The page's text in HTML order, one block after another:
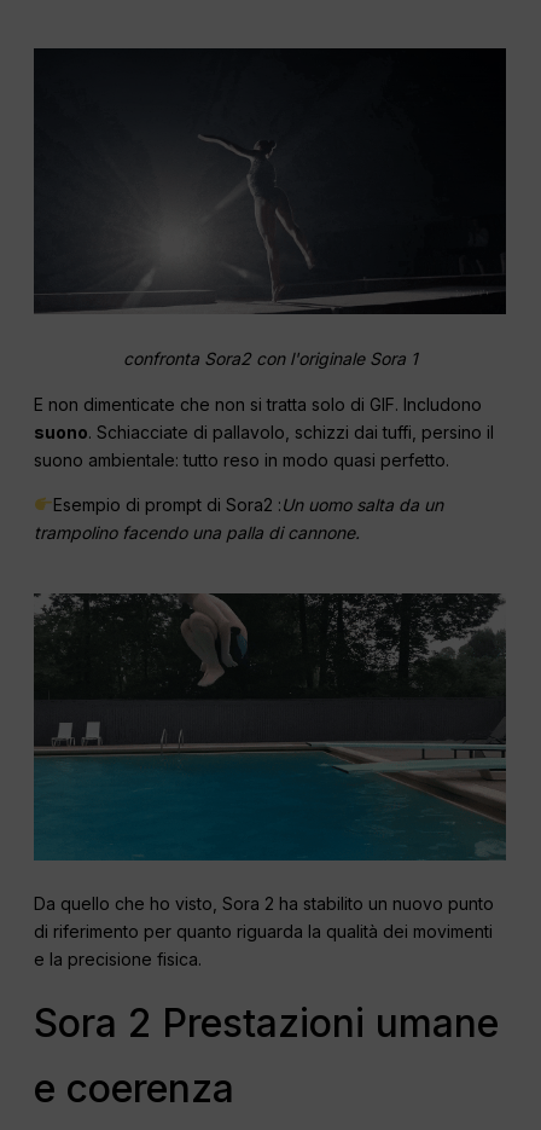
confronta Sora2 con l'originale Sora 1
E non dimenticate che non si tratta solo di GIF. Includono
suono. Schiacciate di pallavolo, schizzi dai tuffi, persino il
suono ambientale: tutto reso in modo quasi perfetto.
Esempio di prompt di Sora2 :Un uomo salta da un
trampolino facendo una palla di cannone.
Da quello che ho visto, Sora 2 ha stabilito un nuovo punto
di riferimento per quanto riguarda la qualità dei movimenti
e la precisione fisica.
Sora 2 Prestazioni umane
e coerenza